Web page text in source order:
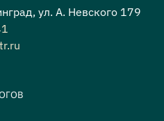
ул. А. Невского 179